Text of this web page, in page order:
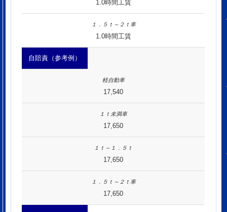
1.0時間工賃
1.0時間工賃
自賠責（参考例）
17,540
17,650
17,650
17,650